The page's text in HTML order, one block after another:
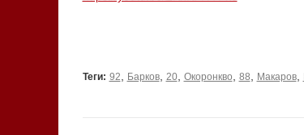
Теги: 92, Барков, 20, Окоронкво, 88, Макаров,